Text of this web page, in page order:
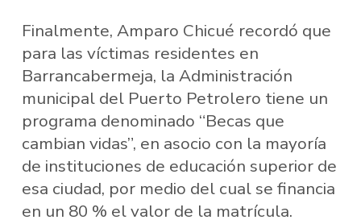
Finalmente, Amparo Chicué recordó que
para las víctimas residentes en
Barrancabermeja, la Administración
municipal del Puerto Petrolero tiene un
programa denominado “Becas que
cambian vidas”, en asocio con la mayoría
de instituciones de educación superior de
esa ciudad, por medio del cual se financia
en un 80 % el valor de la matrícula.